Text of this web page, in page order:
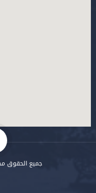
جميع الحقوق